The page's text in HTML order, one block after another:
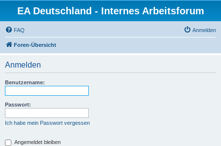
EA Deutschland - Internes Arbeitsforum
FAQ Anmelden
Foren-Übersicht
Anmelden
Benutzername:
Passwort:
Ich habe mein Passwort vergessen
Angemeldet bleiben